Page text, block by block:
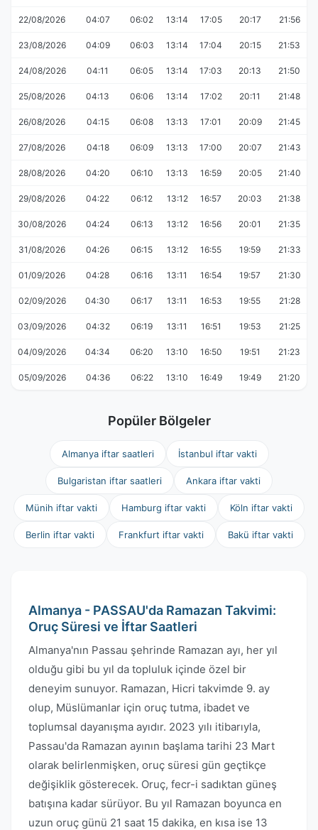
22/08/2026 04:07 06:02 13:14 17:05 20:17 21:56
23/08/2026 04:09 06:03 13:14 17:04 20:15 21:53
24/08/2026 04:11 06:05 13:14 17:03 20:13 21:50
25/08/2026 04:13 06:06 13:14 17:02 20:11 21:48
26/08/2026 04:15 06:08 13:13 17:01 20:09 21:45
27/08/2026 04:18 06:09 13:13 17:00 20:07 21:43
28/08/2026 04:20 06:10 13:13 16:59 20:05 21:40
29/08/2026 04:22 06:12 13:12 16:57 20:03 21:38
30/08/2026 04:24 06:13 13:12 16:56 20:01 21:35
31/08/2026 04:26 06:15 13:12 16:55 19:59 21:33
01/09/2026 04:28 06:16 13:11 16:54 19:57 21:30
02/09/2026 04:30 06:17 13:11 16:53 19:55 21:28
03/09/2026 04:32 06:19 13:11 16:51 19:53 21:25
04/09/2026 04:34 06:20 13:10 16:50 19:51 21:23
05/09/2026 04:36 06:22 13:10 16:49 19:49 21:20
Popüler Bölgeler
Almanya iftar saatleri İstanbul iftar vakti
Bulgaristan iftar saatleri Ankara iftar vakti
Münih iftar vakti Hamburg iftar vakti Köln iftar vakti
Berlin iftar vakti Frankfurt iftar vakti Bakü iftar vakti
Almanya - PASSAU'da Ramazan Takvimi:
Oruç Süresi ve İftar Saatleri
Almanya'nın Passau şehrinde Ramazan ayı, her yıl
olduğu gibi bu yıl da topluluk içinde özel bir
deneyim sunuyor. Ramazan, Hicri takvimde 9. ay
olup, Müslümanlar için oruç tutma, ibadet ve
toplumsal dayanışma ayıdır. 2023 yılı itibarıyla,
Passau'da Ramazan ayının başlama tarihi 23 Mart
olarak belirlenmişken, oruç süresi gün geçtikçe
değişiklik gösterecek. Oruç, fecr-i sadıktan güneş
batışına kadar sürüyor. Bu yıl Ramazan boyunca en
uzun oruç günü 21 saat 15 dakika, en kısa ise 13